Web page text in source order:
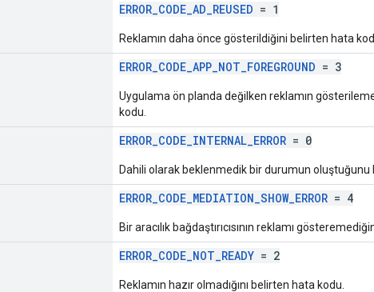
ERROR_CODE_AD_REUSED = 1
Reklamın daha önce gösterildiğini belirten hata
ERROR_CODE_APP_NOT_FOREGROUND = 3
Uygulama ön planda değilken reklamın
kodu.
ERROR_CODE_INTERNAL_ERROR = 0
Dahili olarak beklenmedik bir durumun oluştuğunu
ERROR_CODE_MEDIATION_SHOW_ERROR = 4
Bir aracılık bağdaştırıcısının reklamı
ERROR_CODE_NOT_READY = 2
Reklamın hazır olmadığını belirten hata kodu.